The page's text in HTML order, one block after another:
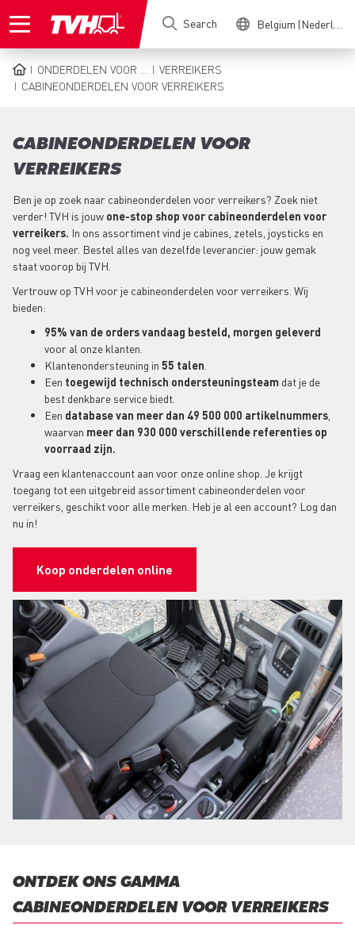
to
Search Belgium (Nederlands)
BREADCRUMB
ONDERDELEN VOOR ...
VERREIKERS
CABINEONDERDELEN VOOR VERREIKERS
CABINEONDERDELEN VOOR
VERREIKERS
Ben je op zoek naar cabineonderdelen voor verreikers? Zoek niet
verder! TVH is jouw one-stop shop voor cabineonderdelen voor
verreikers. In ons assortiment vind je cabines, zetels, joysticks en
nog veel meer. Bestel alles van dezelfde leverancier: jouw gemak
staat voorop bij TVH.
Vertrouw op TVH voor je cabineonderdelen voor verreikers. Wij
bieden:
95% van de orders vandaag besteld, morgen geleverd
voor al onze klanten.
Klantenondersteuning in 55 talen
Een toegewijd technisch ondersteuningsteam dat je de
best denkbare service biedt.
Een database van meer dan 49 500 000 artikelnummers
waarvan meer dan 930 000 verschillende referenties op
voorraad zijn.
Vraag een klantenaccount aan voor onze online shop. Je krijgt
toegang tot een uitgebreid assortiment cabineonderdelen voor
verreikers, geschikt voor alle merken. Heb je al een account? Log dan
nu in!
Koop onderdelen online
ONTDEK ONS GAMMA
CABINEONDERDELEN VOOR VERREIKERS